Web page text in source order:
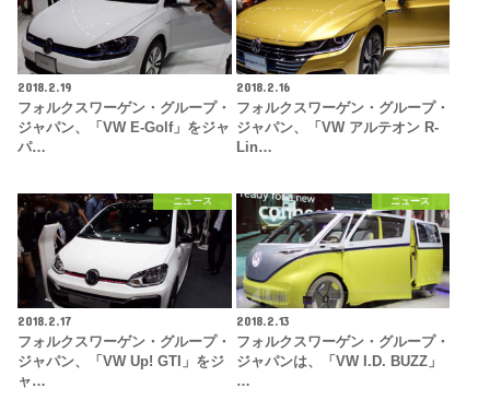
2018.2.19
フォルクスワーゲン・グループ・
ジャパン、「VW E-Golf」をジャ
パ…
2018.2.16
フォルクスワーゲン・グループ・
ジャパン、「VW アルテオン R-
Lin…
ニュース
2018.2.17
フォルクスワーゲン・グループ・
ジャパン、「VW Up! GTI」をジ
ャ…
ニュース
2018.2.13
フォルクスワーゲン・グループ・
ジャパンは、「VW I.D. BUZZ」
…